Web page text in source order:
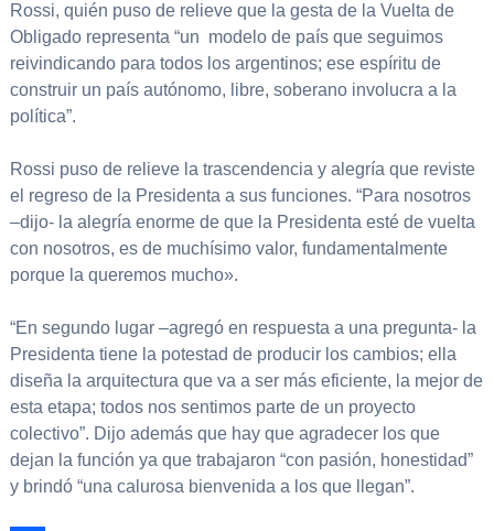
Rossi, quién puso de relieve que la gesta de la Vuelta de
Obligado representa “un modelo de país que seguimos
reivindicando para todos los argentinos; ese espíritu de
construir un país autónomo, libre, soberano involucra a la
política”.
Rossi puso de relieve la trascendencia y alegría que reviste
el regreso de la Presidenta a sus funciones. “Para nosotros
–dijo- la alegría enorme de que la Presidenta esté de vuelta
con nosotros, es de muchísimo valor, fundamentalmente
porque la queremos mucho».
“En segundo lugar –agregó en respuesta a una pregunta- la
Presidenta tiene la potestad de producir los cambios; ella
diseña la arquitectura que va a ser más eficiente, la mejor de
esta etapa; todos nos sentimos parte de un proyecto
colectivo”. Dijo además que hay que agradecer los que
dejan la función ya que trabajaron “con pasión, honestidad”
y brindó “una calurosa bienvenida a los que llegan”.